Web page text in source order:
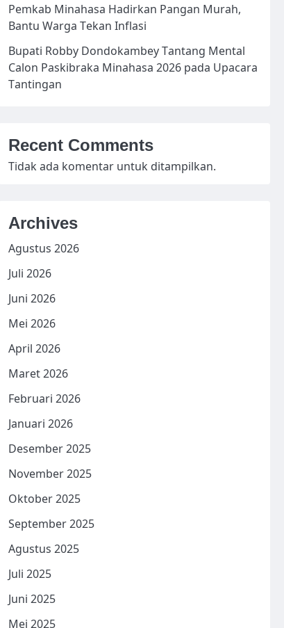
Pemkab Minahasa Hadirkan Pangan Murah,
Bantu Warga Tekan Inflasi
Bupati Robby Dondokambey Tantang Mental
Calon Paskibraka Minahasa 2026 pada Upacara
Tantingan
Recent Comments
Tidak ada komentar untuk ditampilkan.
Archives
Agustus 2026
Juli 2026
Juni 2026
Mei 2026
April 2026
Maret 2026
Februari 2026
Januari 2026
Desember 2025
November 2025
Oktober 2025
September 2025
Agustus 2025
Juli 2025
Juni 2025
Mei 2025